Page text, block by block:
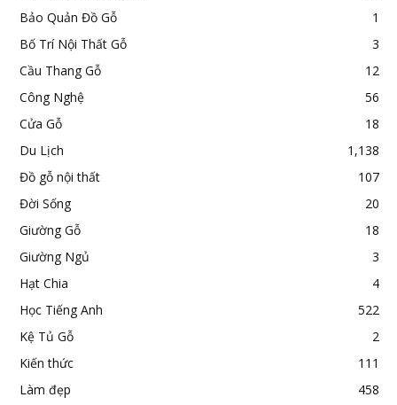
Bảo Quản Đồ Gỗ
1
Bố Trí Nội Thất Gỗ
3
Cầu Thang Gỗ
12
Công Nghệ
56
Cửa Gỗ
18
Du Lịch
1,138
Đồ gỗ nội thất
107
Đời Sống
20
Giường Gỗ
18
Giường Ngủ
3
Hạt Chia
4
Học Tiếng Anh
522
Kệ Tủ Gỗ
2
Kiến thức
111
Làm đẹp
458